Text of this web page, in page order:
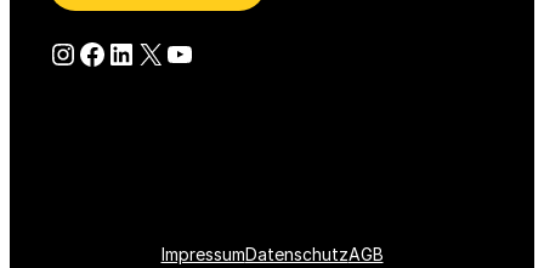
Besuche eFriends auf InstagramBesuche eFriends auf Facebook Besuche eFriends auf LinkedIn Besuche eFriends auf X (Twitter) Besuche eFriends auf YouTube
ImpressumDatenschutzAGB